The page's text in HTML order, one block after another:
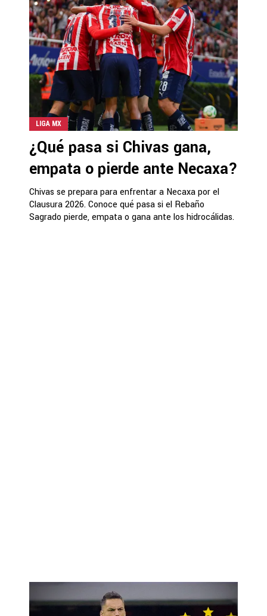
LIGA MX
¿Qué pasa si Chivas gana,
empata o pierde ante Necaxa?
Chivas se prepara para enfrentar a Necaxa por el
Clausura 2026. Conoce qué pasa si el Rebaño
Sagrado pierde, empata o gana ante los hidrocálidas.